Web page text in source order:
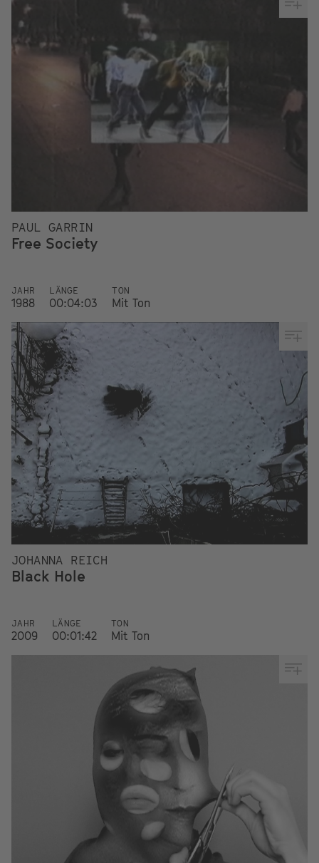
PAUL GARRIN
Free Society
JAHR
1988
LÄNGE
00:04:03
TON
Mit Ton
JOHANNA REICH
Black Hole
JAHR
2009
LÄNGE
00:01:42
TON
Mit Ton